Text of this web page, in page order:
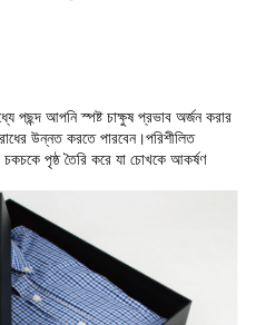
পছন্দ আপনি স্পষ্ট চাক্ষুষ প্রভাব অর্জন করার
উন্নত করতে পারবেন।পরিশীলিত
পৃষ্ঠ তৈরি করে যা চোখকে আকর্ষণ